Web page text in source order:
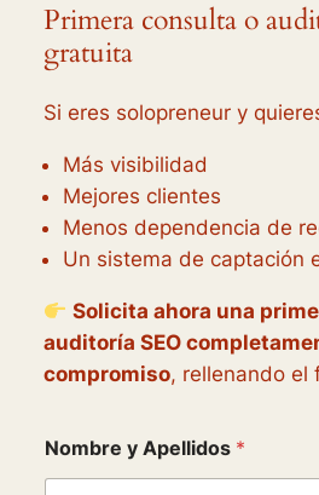
Primera consulta o
gratuita
Si eres solopreneur y
Más visibilidad
Mejores clientes
Menos dependencia de
Un sistema de captación
Solicita ahora una
auditoría SEO
compromiso, rellenando el
Nombre y Apellidos *